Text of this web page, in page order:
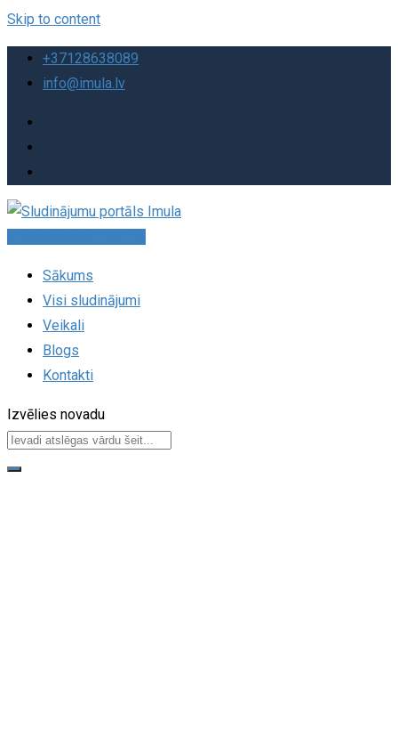
Skip to content
+37128638089
info@imula.lv
Sākums
Visi sludinājumi
Veikali
Blogs
Kontakti
Izvēlies novadu